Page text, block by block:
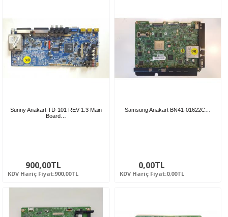
Sunny Anakart TD-101 REV-1.3 Main
Board…
900,00TL
KDV Hariç Fiyat:900,00TL
Samsung Anakart BN41-01622C…
0,00TL
KDV Hariç Fiyat:0,00TL